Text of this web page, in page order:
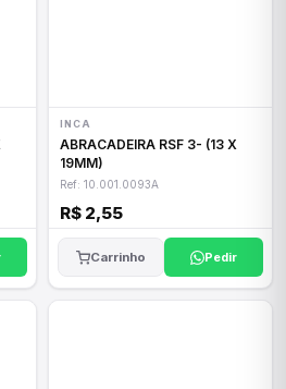
INCA
ABRACADEIRA RSF 3- (13 X
19MM)
Ref: 10.001.0093A
R$ 2,55
Carrinho Pedir